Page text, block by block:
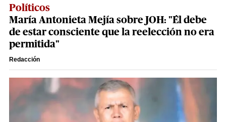
Políticos
María Antonieta Mejía sobre JOH: "Él debe
de estar consciente que la reelección no era
permitida"
Redacción